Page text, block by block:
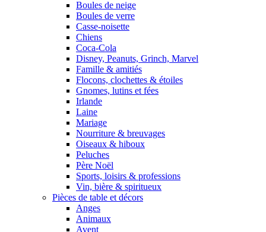
Boules de neige
Boules de verre
Casse-noisette
Chiens
Coca-Cola
Disney, Peanuts, Grinch, Marvel
Famille & amitiés
Flocons, clochettes & étoiles
Gnomes, lutins et fées
Irlande
Laine
Mariage
Nourriture & breuvages
Oiseaux & hiboux
Peluches
Père Noël
Sports, loisirs & professions
Vin, bière & spiritueux
Pièces de table et décors
Anges
Animaux
Avent